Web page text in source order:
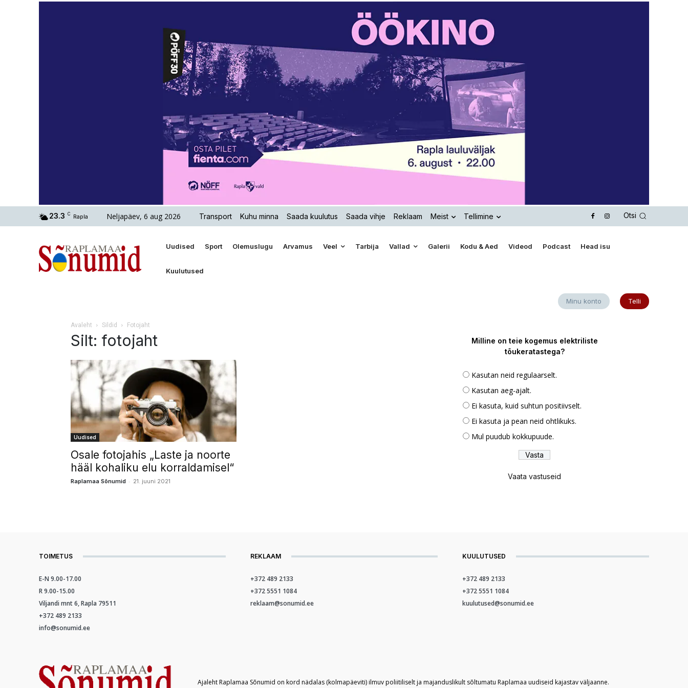
23.3 C Rapla Neljapäev, 6 aug 2026 Transport Kuhu minna Saada kuulutus Saada vihje Reklaam Meist Tellimine Otsi
Uudised Sport Olemuslugu Arvamus Veel Tarbija Vallad Galerii Kodu & Aed Videod Podcast Head isu
Kuulutused
Minu konto Telli
Avaleht Sildid Fotojaht
Silt: fotojaht
Uudised
Osale fotojahis „Laste ja noorte
hääl kohaliku elu korraldamisel“
Raplamaa Sõnumid - 21. juuni 2021
Milline on teie kogemus elektriliste
tõukeratastega?
Kasutan neid regulaarselt.
Kasutan aeg-ajalt.
Ei kasuta, kuid suhtun positiivselt.
Ei kasuta ja pean neid ohtlikuks.
Mul puudub kokkupuude.
Vaata vastuseid
TOIMETUS
E-N 9.00-17.00
R 9.00-15.00
Viljandi mnt 6, Rapla 79511
+372 489 2133
info@sonumid.ee
REKLAAM
+372 489 2133
+372 5551 1084
reklaam@sonumid.ee
KUULUTUSED
+372 489 2133
+372 5551 1084
kuulutused@sonumid.ee
Ajaleht Raplamaa Sõnumid on kord nädalas (kolmapäeviti) ilmuv poliitiliselt ja majanduslikult sõltumatu Raplamaa uudiseid kajastav väljaanne.